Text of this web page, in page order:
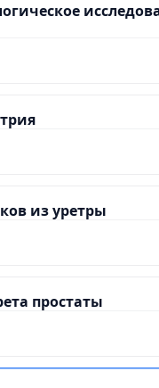
из уретры
простаты